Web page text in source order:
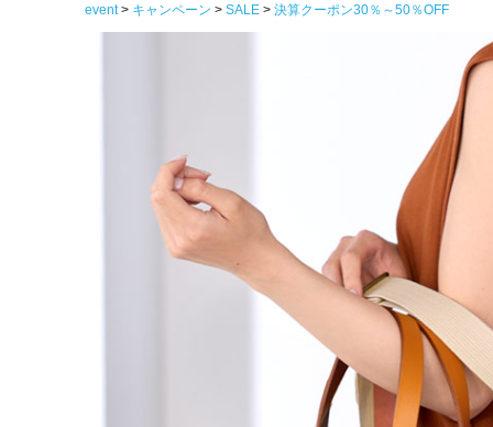
event
キャンペーン SALE 決算クーポン30％～50％OFF